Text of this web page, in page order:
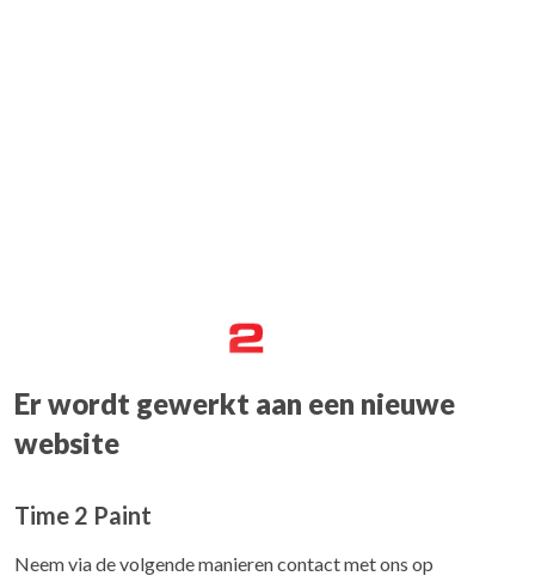
Er wordt gewerkt aan een nieuwe
website
Time 2 Paint
Neem via de volgende manieren contact met ons op